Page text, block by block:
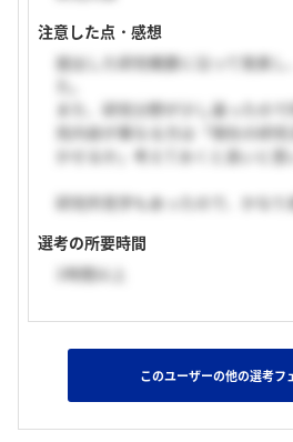
注意した点・感想
提出した研究概要に沿って発表し
また、研究分野が少し違ったの
究内容が異なる方は「現在の研
かせるか」考えておくと良いと思
研究所見学もあったので、かなり
選考の所要時間
1時間以上
このユーザーの他の選考フ